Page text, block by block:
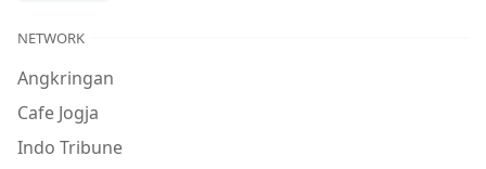
NETWORK
Angkringan
Cafe Jogja
Indo Tribune